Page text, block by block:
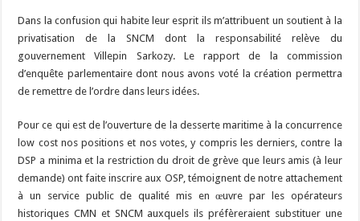
Dans la confusion qui habite leur esprit ils m’attribuent un soutient à la
privatisation de la SNCM dont la responsabilité relève du
gouvernement Villepin Sarkozy. Le rapport de la commission
d’enquête parlementaire dont nous avons voté la création permettra
de remettre de l’ordre dans leurs idées.
Pour ce qui est de l’ouverture de la desserte maritime à la concurrence
low cost nos positions et nos votes, y compris les derniers, contre la
DSP a minima et la restriction du droit de grève que leurs amis (à leur
demande) ont faite inscrire aux OSP, témoignent de notre attachement
à un service public de qualité mis en œuvre par les opérateurs
historiques CMN et SNCM auxquels ils préfèreraient substituer une